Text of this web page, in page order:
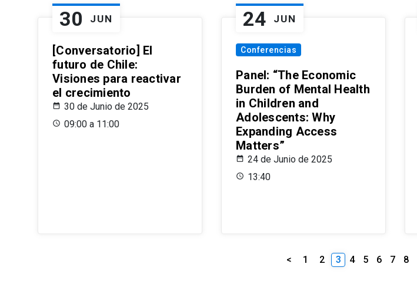
30 JUN
[Conversatorio] El
futuro de Chile:
Visiones para reactivar
el crecimiento
30 de Junio de 2025
09:00 a 11:00
24 JUN
Conferencias
Panel: “The Economic
Burden of Mental Health
in Children and
Adolescents: Why
Expanding Access
Matters”
24 de Junio de 2025
13:40
< 1 2 3 4 5 6 7 8